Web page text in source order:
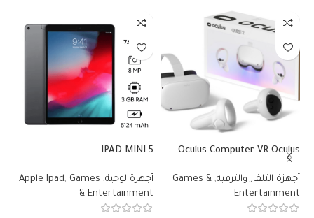
Oculus Computer VR Oculus
Quest 2
أجهزة التلفاز والترفيه,
Games &
Entertainment
IPAD MINI 5
أجهزة لوحية,
Apple Ipad, Games
& Entertainment